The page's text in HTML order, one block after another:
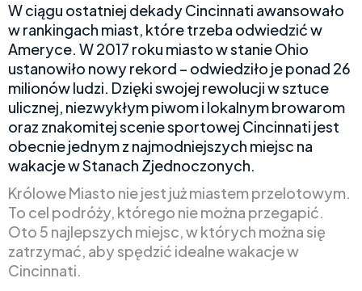
W ciągu ostatniej dekady Cincinnati awansowało
w rankingach miast, które trzeba odwiedzić w
Ameryce. W 2017 roku miasto w stanie Ohio
ustanowiło nowy rekord – odwiedziło je ponad 26
milionów ludzi. Dzięki swojej rewolucji w sztuce
ulicznej, niezwykłym piwom i lokalnym browarom
oraz znakomitej scenie sportowej Cincinnati jest
obecnie jednym z najmodniejszych miejsc na
wakacje w Stanach Zjednoczonych.
Królowe Miasto nie jest już miastem przelotowym.
To cel podróży, którego nie można przegapić.
Oto 5 najlepszych miejsc, w których można się
zatrzymać, aby spędzić idealne wakacje w
Cincinnati.